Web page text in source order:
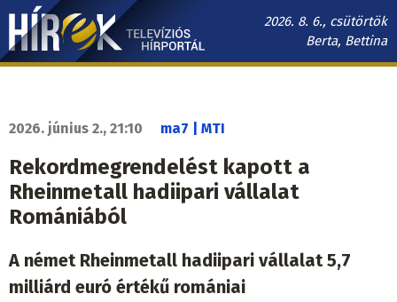
Ugrás
tartalomra
2026. 8. 6., csütörtök
Berta, Bettina
Hírek.sk
navigáció
2026. június 2., 21:10 ma7 | MTI
Rekordmegrendelést kapott a
Rheinmetall hadiipari vállalat
Romániából
A német Rheinmetall hadiipari vállalat 5,7
milliárd euró értékű romániai